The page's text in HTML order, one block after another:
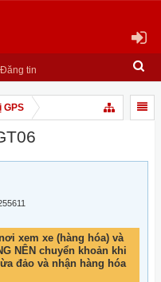
Đăng tin
GPS
xem xe (hàng hóa) và
NÊN chuyển khoản khi
đảo và nhận hàng hóa